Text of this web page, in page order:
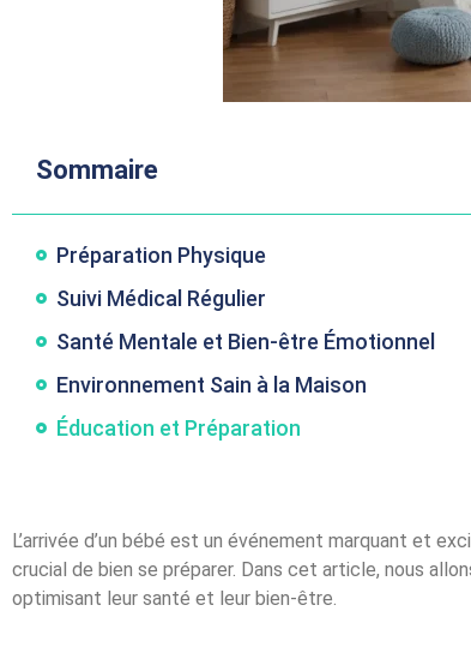
Sommaire
Préparation Physique
Suivi Médical Régulier
Santé Mentale et Bien-être Émotionnel
Environnement Sain à la Maison
Éducation et Préparation
L’arrivée d’un bébé est un événement marquant et
crucial de bien se préparer. Dans cet article, nous
optimisant leur santé et leur bien-être.